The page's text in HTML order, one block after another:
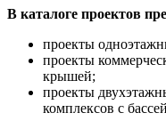
В каталоге проектов
проекты
проекты
крышей;
проекты
комплексов с